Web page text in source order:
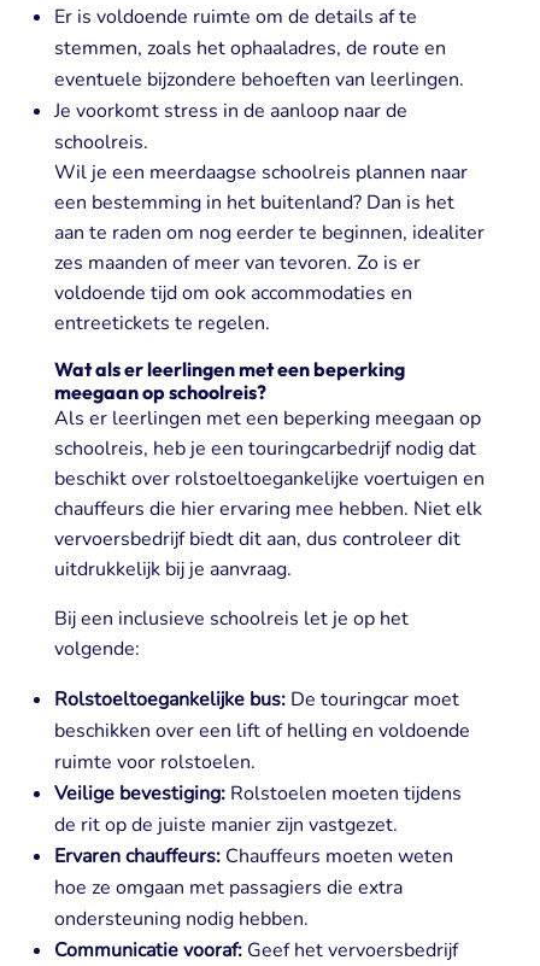
Er is voldoende ruimte om de details af te
stemmen, zoals het ophaaladres, de route en
eventuele bijzondere behoeften van leerlingen.
Je voorkomt stress in de aanloop naar de
schoolreis.
Wil je een meerdaagse schoolreis plannen naar
een bestemming in het buitenland? Dan is het
aan te raden om nog eerder te beginnen, idealiter
zes maanden of meer van tevoren. Zo is er
voldoende tijd om ook accommodaties en
entreetickets te regelen.
Wat als er leerlingen met een beperking
meegaan op schoolreis?
Als er leerlingen met een beperking meegaan op
schoolreis, heb je een touringcarbedrijf nodig dat
beschikt over rolstoeltoegankelijke voertuigen en
chauffeurs die hier ervaring mee hebben. Niet elk
vervoersbedrijf biedt dit aan, dus controleer dit
uitdrukkelijk bij je aanvraag.
Bij een inclusieve schoolreis let je op het
volgende:
Rolstoeltoegankelijke bus:De touringcar moet
beschikken over een lift of helling en voldoende
ruimte voor rolstoelen.
Veilige bevestiging:Rolstoelen moeten tijdens
de rit op de juiste manier zijn vastgezet.
Ervaren chauffeurs:Chauffeurs moeten weten
hoe ze omgaan met passagiers die extra
ondersteuning nodig hebben.
Communicatie vooraf:Geef het vervoersbedrijf